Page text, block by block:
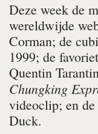
Deze week de
wereldwijde
Corman; de
1999; de
Quentin
Chungking
videoclip; en
Duck.